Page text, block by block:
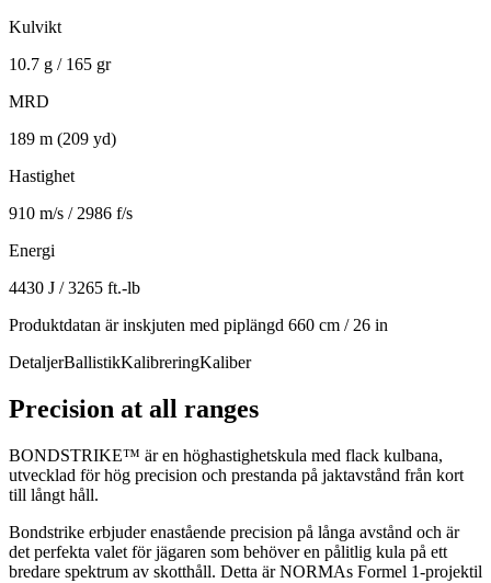
Kulvikt
10.7 g / 165 gr
MRD
189 m (209 yd)
Hastighet
910 m/s / 2986 f/s
Energi
4430 J / 3265 ft.-lb
Produktdatan är inskjuten med piplängd 660 cm / 26 in
DetaljerBallistikKalibreringKaliber
Precision at all ranges
BONDSTRIKE™ är en hög­hastighetskula med flack kulbana,
utvecklad för hög precision och prestanda på jaktavstånd från kort
till långt håll.
Bondstrike erbjuder enastående precision på långa avstånd och är
det perfekta valet för jägaren som behöver en pålitlig kula på ett
bredare spektrum av skotthåll. Detta är NORMAs Formel 1-projektil